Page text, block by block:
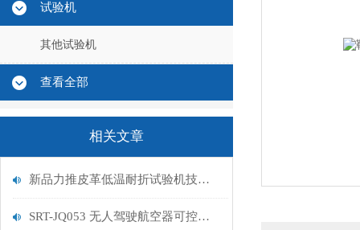
试验机
其他试验机
查看全部
相关文章
新品力推皮革低温耐折试验机技术讲解
SRT-JQ053 无人驾驶航空器可控性试验机的特点有哪些